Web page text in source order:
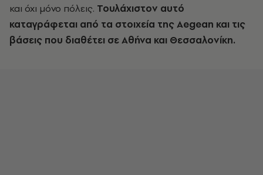
και όχι μόνο πόλεις. Τουλάχιστον αυτό
καταγράφεται από τα στοιχεία της Aegean και τις
βάσεις που διαθέτει σε Αθήνα και Θεσσαλονίκη.